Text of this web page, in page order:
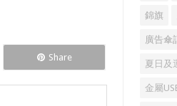
Share
錦旗
廣告傘
夏日及
金屬